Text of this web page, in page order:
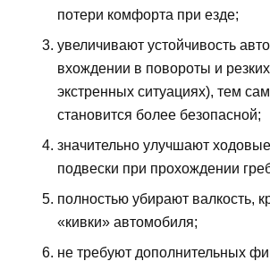
потери комфорта при езде;
увеличивают устойчивость
вхождении в повороты и
экстренных ситуациях), тем
становится более безопасной;
значительно улучшают
подвески при прохождении
полностью убирают валкость,
«кивки» автомобиля;
не требуют дополнительных